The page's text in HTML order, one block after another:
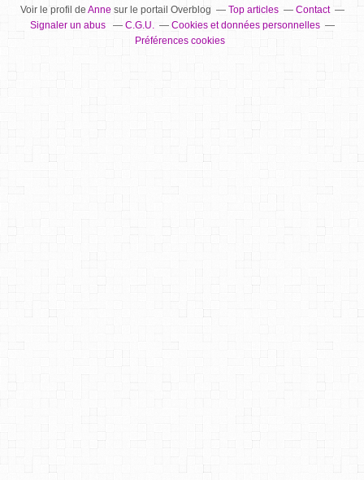
Voir le profil de Annesur le portail Overblog Top articles
Contact
Signaler un abus
C.G.U.
Cookies et données personnelles
Préférences cookies